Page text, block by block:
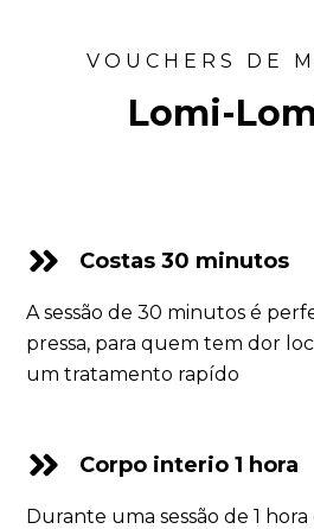
VOUCHERS DE
Lomi-
Costas 30 minutos
A sessão de 30 minutos é
pressa, para quem tem dor
um tratamento rapído
Corpo interio 1 hora
Durante uma sessão de 1